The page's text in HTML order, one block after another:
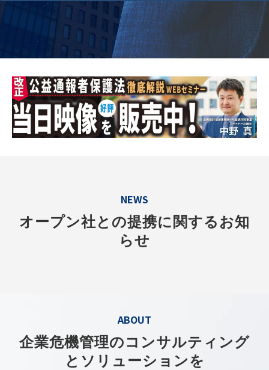
NEWS
オープン社との提携に関するお知
らせ
ABOUT
企業危機管理のコンサルティング
とソリューションを